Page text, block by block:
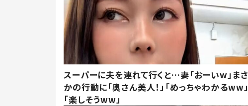
スーパーに夫を連れて行くと…妻「おーいw」まさ
かの行動に「奥さん美人！」「めっちゃわかるww」
「楽しそうww」